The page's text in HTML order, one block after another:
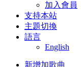
加入會員
支持本站
主題切換
語言
English
新增加歌曲